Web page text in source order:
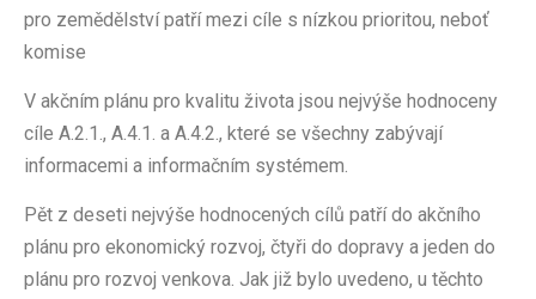
pro zemědělství patří mezi cíle s nízkou prioritou, neboť
komise
V akčním plánu pro kvalitu života jsou nejvýše hodnoceny
cíle A.2.1., A.4.1. a A.4.2., které se všechny zabývají
informacemi a informačním systémem.
Pět z deseti nejvýše hodnocených cílů patří do akčního
plánu pro ekonomický rozvoj, čtyři do dopravy a jeden do
plánu pro rozvoj venkova. Jak již bylo uvedeno, u těchto